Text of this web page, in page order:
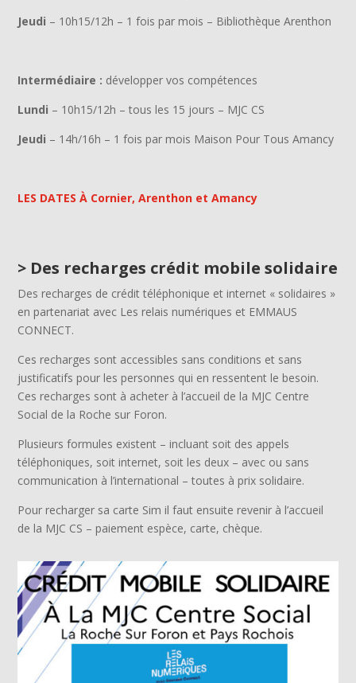
Jeudi – 10h15/12h – 1 fois par mois – Bibliothèque Arenthon
Intermédiaire : développer vos compétences
Lundi – 10h15/12h – tous les 15 jours – MJC CS
Jeudi – 14h/16h – 1 fois par mois Maison Pour Tous Amancy
LES DATES À Cornier, Arenthon et Amancy
> Des recharges crédit mobile solidaire
Des recharges de crédit téléphonique et internet « solidaires »
en partenariat avec Les relais numériques et EMMAUS
CONNECT.
Ces recharges sont accessibles sans conditions et sans
justificatifs pour les personnes qui en ressentent le besoin.
Ces recharges sont à acheter à l’accueil de la MJC Centre
Social de la Roche sur Foron.
Plusieurs formules existent – incluant soit des appels
téléphoniques, soit internet, soit les deux – avec ou sans
communication à l’international – toutes à prix solidaire.
Pour recharger sa carte Sim il faut ensuite revenir à l’accueil
de la MJC CS – paiement espèce, carte, chèque.